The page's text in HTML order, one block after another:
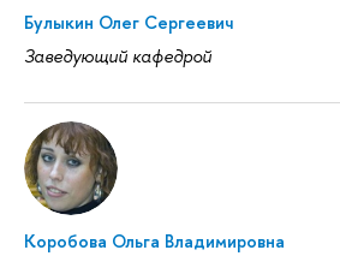
Булыкин Олег Сергеевич
Заведующий кафедрой
Коробова Ольга Владимировна